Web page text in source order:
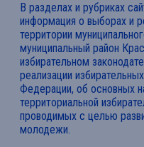
В разделах и рубриках
информация о выборах и
территории
муниципальный район
избирательном
реализации
Федерации, об основных
территориальной
проводимых с целью
молодежи.